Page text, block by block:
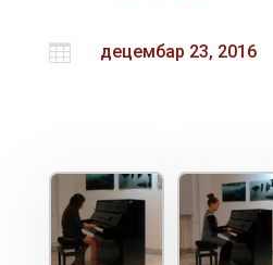
 децембар 23, 2016